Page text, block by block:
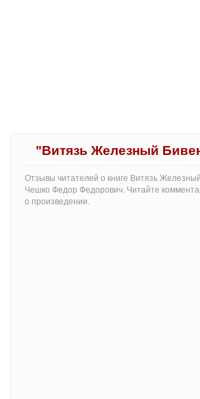
"Витязь Железный
Отзывы читателей о книге Витязь
Чешко Федор Федорович. Читайте
о произведении.